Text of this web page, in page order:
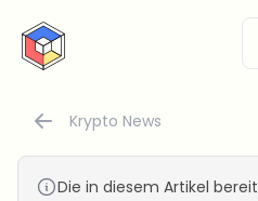
CryptoTicker
Krypto News
Die in diesem Artikel